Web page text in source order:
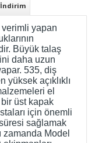
yapan
Büyük talaş
daha uzun
535, diş
açıklıklı
el
üst kapak
için önemli
sağlamak
zamanda Model